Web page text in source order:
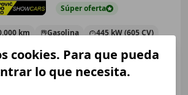
Súperoferta
km Gasolina 445 kW (605 CV)
cookies. Para que pueda
lo que necesita.